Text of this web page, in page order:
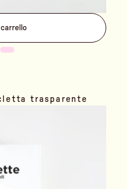
trasparente